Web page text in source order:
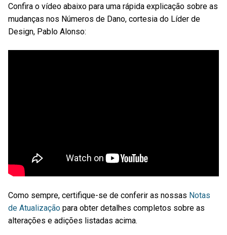
Confira o vídeo abaixo para uma rápida explicação sobre as
mudanças nos Números de Dano, cortesia do Líder de
Design, Pablo Alonso:
Como sempre, certifique-se de conferir as nossas Notas
de Atualização para obter detalhes completos sobre as
alterações e adições listadas acima.